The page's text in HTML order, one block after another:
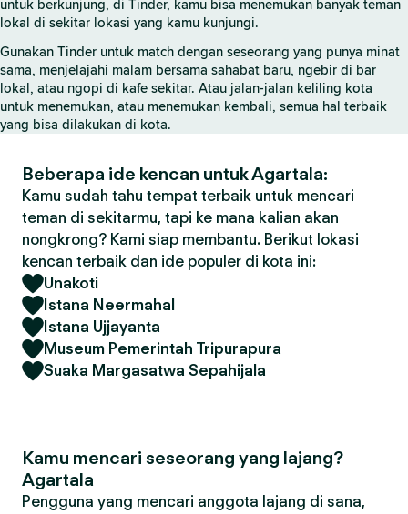
r
untuk berkunjung, di Tinder, kamu bisa menemukan banyak teman
lokal di sekitar lokasi yang kamu kunjungi.
Gunakan Tinder untuk match dengan seseorang yang punya minat
sama, menjelajahi malam bersama sahabat baru, ngebir di bar
lokal, atau ngopi di kafe sekitar. Atau jalan-jalan keliling kota
untuk menemukan, atau menemukan kembali, semua hal terbaik
yang bisa dilakukan di kota.
Beberapa ide kencan untuk Agartala:
Kamu sudah tahu tempat terbaik untuk mencari
teman di sekitarmu, tapi ke mana kalian akan
nongkrong? Kami siap membantu. Berikut lokasi
kencan terbaik dan ide populer di kota ini:
Unakoti
Istana Neermahal
Istana Ujjayanta
Museum Pemerintah Tripurapura
Suaka Margasatwa Sepahijala
Kamu mencari seseorang yang lajang?
Agartala
Pengguna yang mencari anggota lajang di sana,